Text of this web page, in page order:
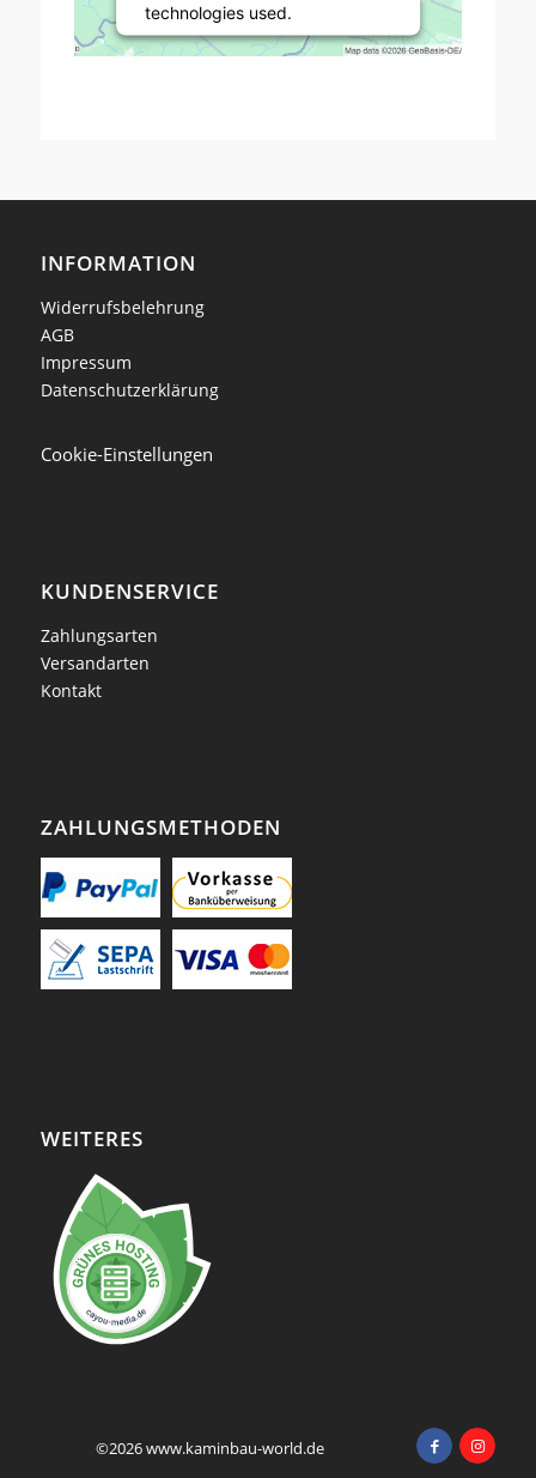
technologies used.
Powered byUsercentrics
INFORMATION
Widerrufsbelehrung
AGB
Impressum
Datenschutzerklärung
Cookie-Einstellungen
KUNDENSERVICE
Zahlungsarten
Versandarten
Kontakt
ZAHLUNGSMETHODEN
WEITERES
©2026 www.kaminbau-world.de